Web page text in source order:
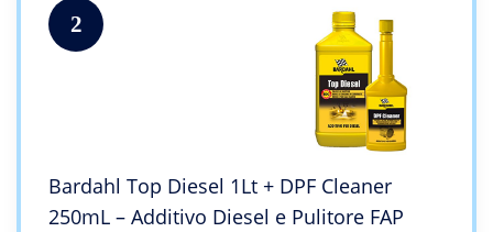
2
Bardahl Top Diesel 1Lt + DPF Cleaner
250mL – Additivo Diesel e Pulitore FAP